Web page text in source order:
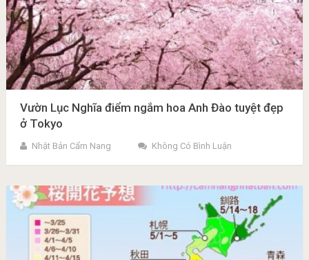
Vườn Lục Nghĩa điểm ngắm hoa Anh Đào tuyệt đẹp
ở Tokyo
Nhật Bản Cẩm Nang Không Có Bình Luận